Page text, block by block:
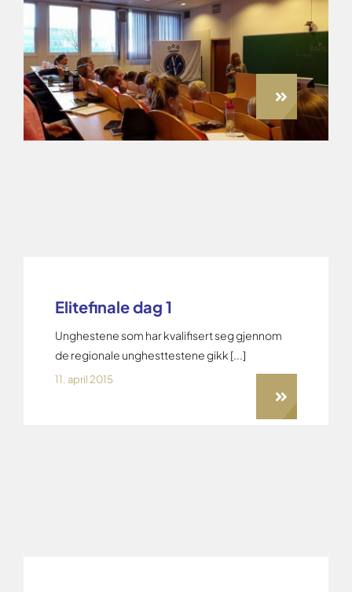
Elitefinale dag 1
Unghestene som har kvalifisert seg gjennom
de regionale unghesttestene gikk [...]
11. april 2015